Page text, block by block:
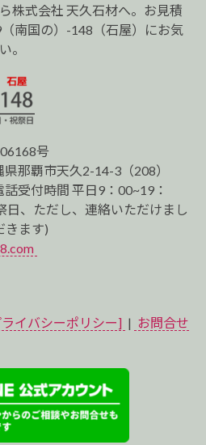
株式会社 天久石材へ。お見積
南国の）-148（石屋）にお気
。
号
那覇市天久2-14-3（208）
話受付時間 平日9：00~19：
日、ただし、連絡いただけまし
きます)
イバシーポリシー] | お問合せ